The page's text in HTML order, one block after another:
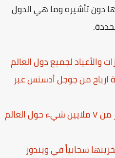
تأشيره وما هي الدول
لجميع دول العالم
من جوجل أدسنس عبر
موقع مميز يقارن لك بين أكثر من ٧ ملايين شيء حول العالم
سحابياً في ويندوز